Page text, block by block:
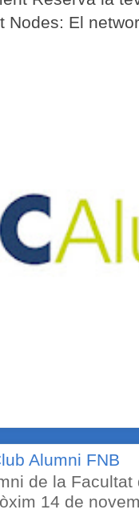
El
Alumni FNB
de la
14 de